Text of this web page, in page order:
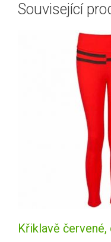
Související
Křiklavě červené,